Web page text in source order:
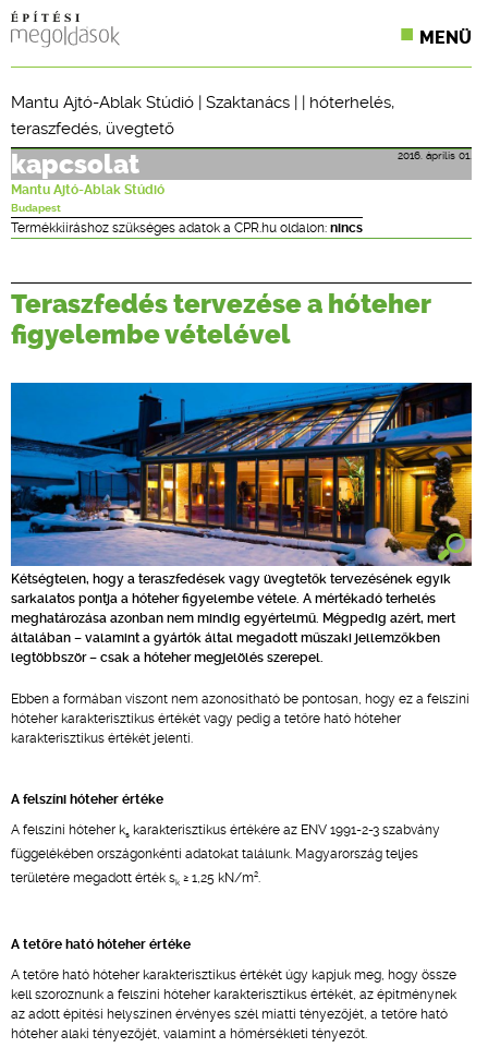
MENÜ
SZAKLAPOK
CPR TERMÉKKIÍRÁS
ÉPÍTÉSI JOG
ONLINE KÉPZÉSEK
TERVEZÉSI SEGÉDLETEK
Mantu Ajtó-Ablak Stúdió | Szaktanács | | hóterhelés,
teraszfedés, üvegtető
2016. április 01.
kapcsolat
Mantu Ajtó-Ablak Stúdió
Budapest
Termékkiíráshoz szükséges adatok a CPR.hu oldalon: nincs
Teraszfedés tervezése a hóteher
figyelembe vételével
Kétségtelen, hogy a teraszfedések vagy üvegtetők tervezésének egyik
sarkalatos pontja a hóteher figyelembe vétele. A mértékadó terhelés
meghatározása azonban nem mindig egyértelmű. Mégpedig azért, mert
általában – valamint a gyártók által megadott műszaki jellemzőkben
legtöbbször – csak a hóteher megjelölés szerepel.
Ebben a formában viszont nem azonosítható be pontosan, hogy ez a felszíni
hóteher karakterisztikus értékét vagy pedig a tetőre ható hóteher
karakterisztikus értékét jelenti.
A felszíni hóteher értéke
A felszíni hóteher ks karakterisztikus értékére az ENV 1991-2-3 szabvány
függelékében országonkénti adatokat találunk. Magyarország teljes
területére megadott érték sk ≥ 1,25 kN/m2.
A tetőre ható hóteher értéke
A tetőre ható hóteher karakterisztikus értékét úgy kapjuk meg, hogy össze
kell szoroznunk a felszíni hóteher karakterisztikus értékét, az építménynek
az adott építési helyszínen érvényes szél miatti tényezőjét, a tetőre ható
hóteher alaki tényezőjét, valamint a hőmérsékleti tényezőt.